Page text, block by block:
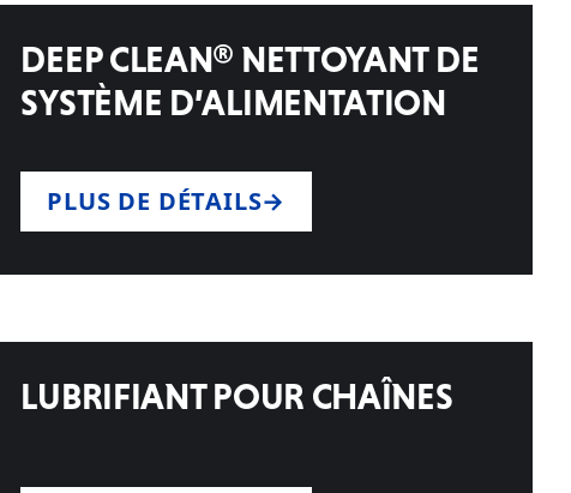
DEEP CLEAN® NETTOYANT DE
SYSTÈME D’ALIMENTATION
PLUS DE DÉTAILS
LUBRIFIANT POUR CHAÎNES